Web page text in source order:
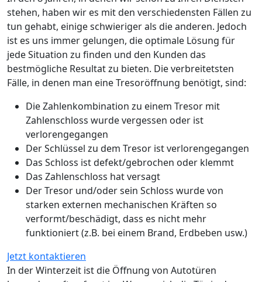
stehen, haben wir es mit den verschiedensten Fällen zu
tun gehabt, einige schwieriger als die anderen. Jedoch
ist es uns immer gelungen, die optimale Lösung für
jede Situation zu finden und den Kunden das
bestmögliche Resultat zu bieten. Die verbreitetsten
Fälle, in denen man eine Tresoröffnung benötigt, sind:
Die Zahlenkombination zu einem Tresor mit
Zahlenschloss wurde vergessen oder ist
verlorengegangen
Der Schlüssel zu dem Tresor ist verlorengegangen
Das Schloss ist defekt/gebrochen oder klemmt
Das Zahlenschloss hat versagt
Der Tresor und/oder sein Schloss wurde von
starken externen mechanischen Kräften so
verformt/beschädigt, dass es nicht mehr
funktioniert (z.B. bei einem Brand, Erdbeben usw.)
Jetzt kontaktieren
In der Winterzeit ist die Öffnung von Autotüren